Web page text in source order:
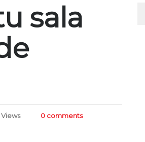
sala
Views 0 comments